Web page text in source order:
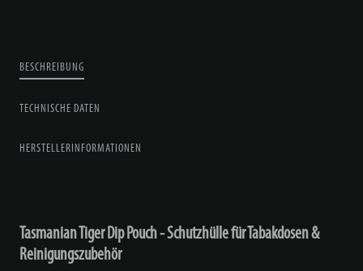
BESCHREIBUNG
TECHNISCHE DATEN
HERSTELLERINFORMATIONEN
Tasmanian Tiger Dip Pouch - Schutzhülle für Tabakdosen &
Reinigungszubehör